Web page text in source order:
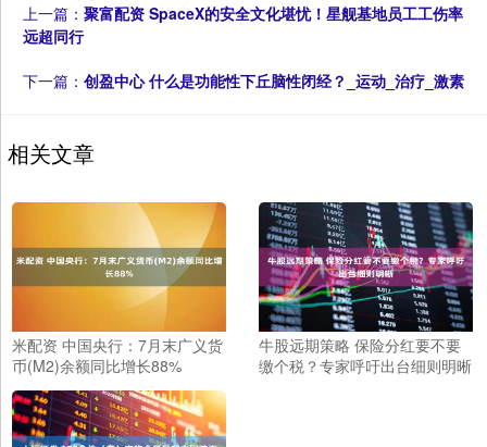
上一篇： 聚富配资 SpaceX的安全文化堪忧！星舰基地员工工伤率
远超同行
下一篇： 创盈中心 什么是功能性下丘脑性闭经？_运动_治疗_激素
相关文章
米配资 中国央行：7月末广义货
币(M2)余额同比增长88%
牛股远期策略 保险分红要不要
缴个税？专家呼吁出台细则明晰